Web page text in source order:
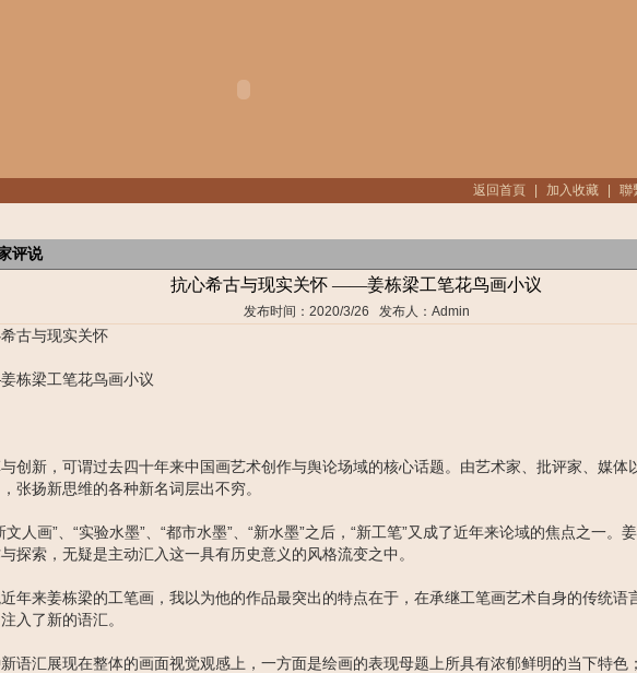
返回首頁 加入收藏 聯
评说
抗心希古与现实关怀 ——姜栋梁工笔花鸟画小议
发布时间：2020/3/26 发布人：Admin
古与现实关怀
栋梁工笔花鸟画小议
创新，可谓过去四十年来中国画艺术创作与舆论场域的核心话题。由艺术家、批评家、媒体
张扬新思维的各种新名词层出不穷。
文人画”、“实验水墨”、“都市水墨”、“新水墨”之后，“新工笔”又成了近年来论域的焦点之一。
探索，无疑是主动汇入这一具有历史意义的风格流变之中。
年来姜栋梁的工笔画，我以为他的作品最突出的特点在于，在承继工笔画艺术自身的传统语
注入了新的语汇。
语汇展现在整体的画面视觉观感上，一方面是绘画的表现母题上所具有浓郁鲜明的当下特色